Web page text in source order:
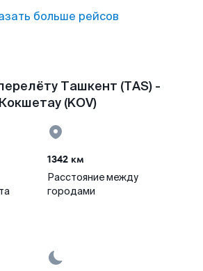
больше рейсов
Ташкент (TAS) -
Кокшетау (KOV)
1342 км
Расстояние между
городами